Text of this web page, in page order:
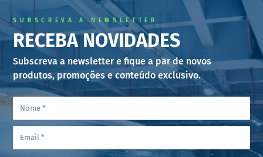
SUBSCREVA A NEWSLETTER
RECEBA NOVIDADES
Subscreva a newsletter e fique a par de novos
produtos, promoções e conteúdo exclusivo.